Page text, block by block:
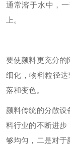
通常溶于水中，
上。
要使颜料更充分的
细化，物料粒径
落和变色。
颜料传统的分散设
料行业的不断进步
够均匀，二是对于